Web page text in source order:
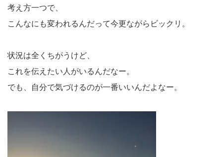
考え方一つで、
こんなにも変われるんだって今更ながらビックリ。
状況は全くちがうけど、
これを伝えたい人がいるんだなー。
でも、自分で気づけるのが一番いいんだよなー。